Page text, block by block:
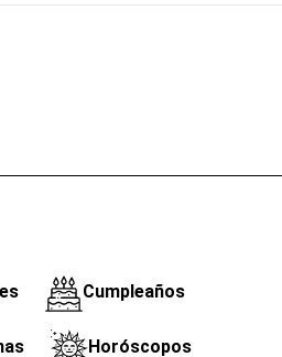
Cumpleaños
Horóscopos